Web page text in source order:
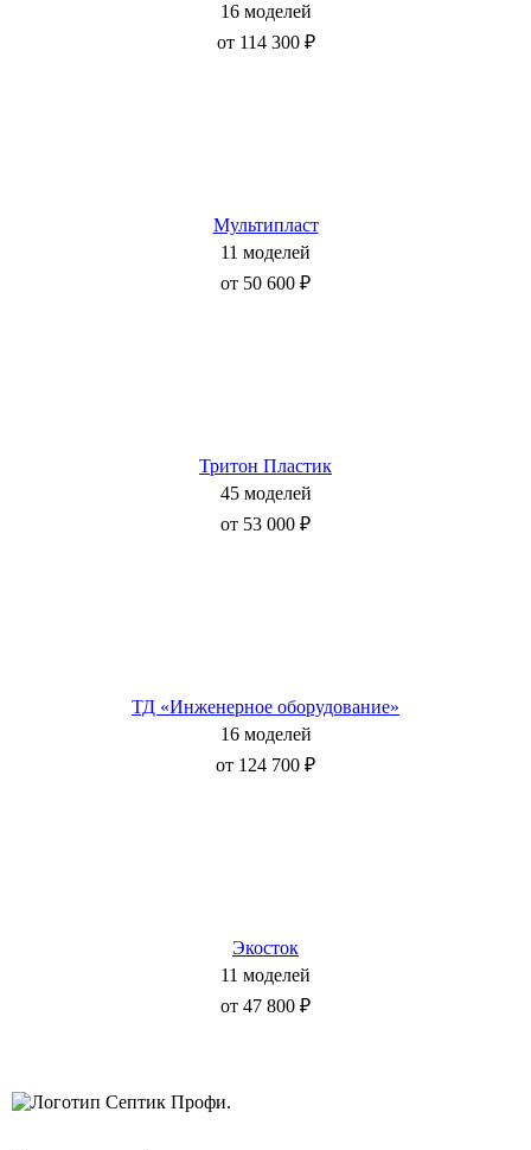
16 моделей
от 114 300 ₽
Мультипласт
11 моделей
от 50 600 ₽
Тритон Пластик
45 моделей
от 53 000 ₽
ТД «Инженерное оборудование»
16 моделей
от 124 700 ₽
Экосток
11 моделей
от 47 800 ₽